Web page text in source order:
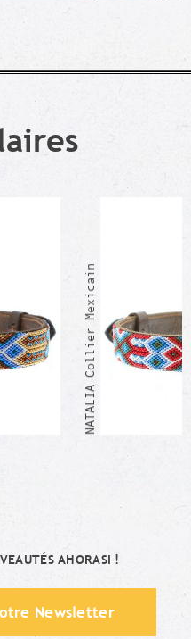
NATALIA Collier Mexicain
AHORASI !
Newsletter